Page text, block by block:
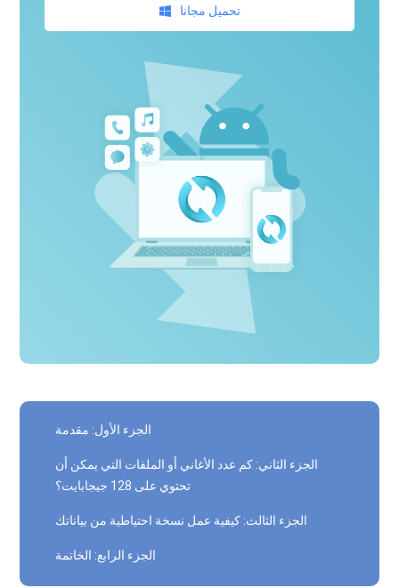
تحميل مجانا
الجزء الأول: مقدمة
الجزء الثاني: كم عدد الأغاني أو الملفات التي يمكن أن
تحتوي على 128 جيجابايت؟
الجزء الثالث: كيفية عمل نسخة احتياطية من بياناتك
الجزء الرابع: الخاتمة